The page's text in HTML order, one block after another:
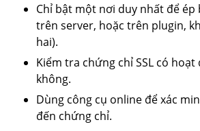
Chỉ bật một nơi duy nhất để ép
trên server, hoặc trên plugin,
hai).
Kiểm tra chứng chỉ SSL có
không.
Dùng công cụ online để xác
đến chứng chỉ.